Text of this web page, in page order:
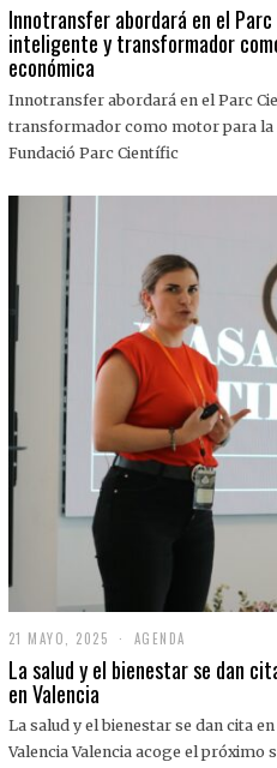
M
A
Y
,
0
2
Innotransfer abordará en el
inteligente y transformador
económica
Innotransfer abordará en el Parc
transformador como motor para la
Fundació Parc Científic
21 MAYO, 2025
1
M
O
,
AGENDA
La salud y el bienestar se dan
en Valencia
La salud y el bienestar se dan cita
Valencia Valencia acoge el próximo